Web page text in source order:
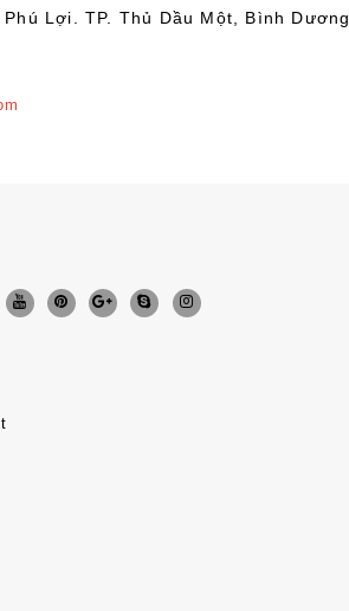
Phú Lợi. TP. Thủ Dầu Một, Bình Dương